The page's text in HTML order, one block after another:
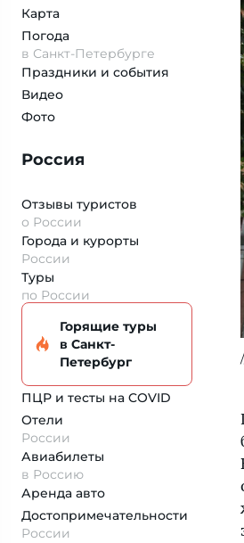
Карта
Погода
в Санкт-Петербурге
Праздники и события
Видео
Фото
Россия
Отзывы туристов
о России
Города и курорты
России
Туры
по России
Горящие туры
в Санкт-
Петербург
ПЦР и тесты на COVID
Отели
России
Авиабилеты
в Россию
Аренда авто
Достопримеча­тельности
России